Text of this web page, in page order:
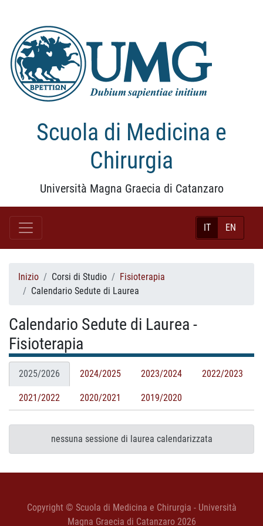
Scuola di Medicina e
Chirurgia
Università Magna Graecia di Catanzaro
IT EN
Inizio Corsi di Studio
Fisioterapia
Calendario Sedute di Laurea
Calendario Sedute di Laurea -
Fisioterapia
2025/2026 2024/2025 2023/2024 2022/2023
2021/2022 2020/2021 2019/2020
nessuna sessione di laurea calendarizzata
Copyright © Scuola di Medicina e Chirurgia - Università
Magna Graecia di Catanzaro 2026